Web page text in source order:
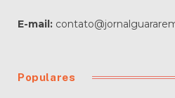
E-mail:
Populares